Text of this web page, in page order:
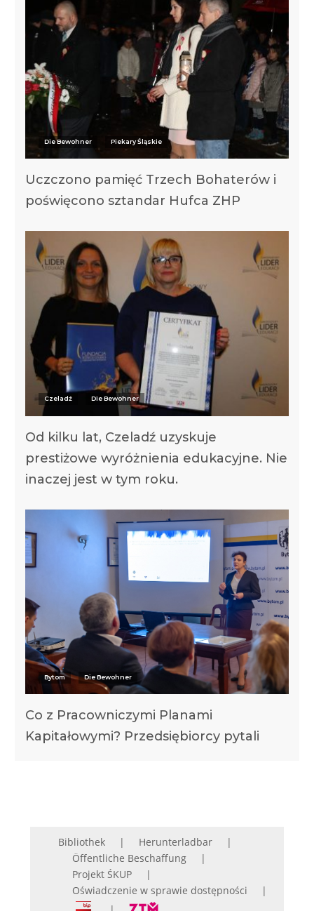
Die Bewohner Piekary Śląskie
Uczczono pamięć Trzech Bohaterów i
poświęcono sztandar Hufca ZHP
Czeladź Die Bewohner
Od kilku lat, Czeladź uzyskuje
prestiżowe wyróżnienia edukacyjne. Nie
inaczej jest w tym roku.
Bytom Die Bewohner
Co z Pracowniczymi Planami
Kapitałowymi? Przedsiębiorcy pytali
Bibliothek
Herunterladbar
Öffentliche Beschaffung
Projekt ŚKUP
Oświadczenie w sprawie dostępności